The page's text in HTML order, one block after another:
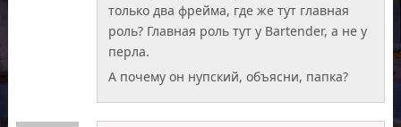
только два фрейма, где же тут главная
роль? Главная роль тут у Bartender, а не у
перла.
А почему он нупский, объясни, папка?